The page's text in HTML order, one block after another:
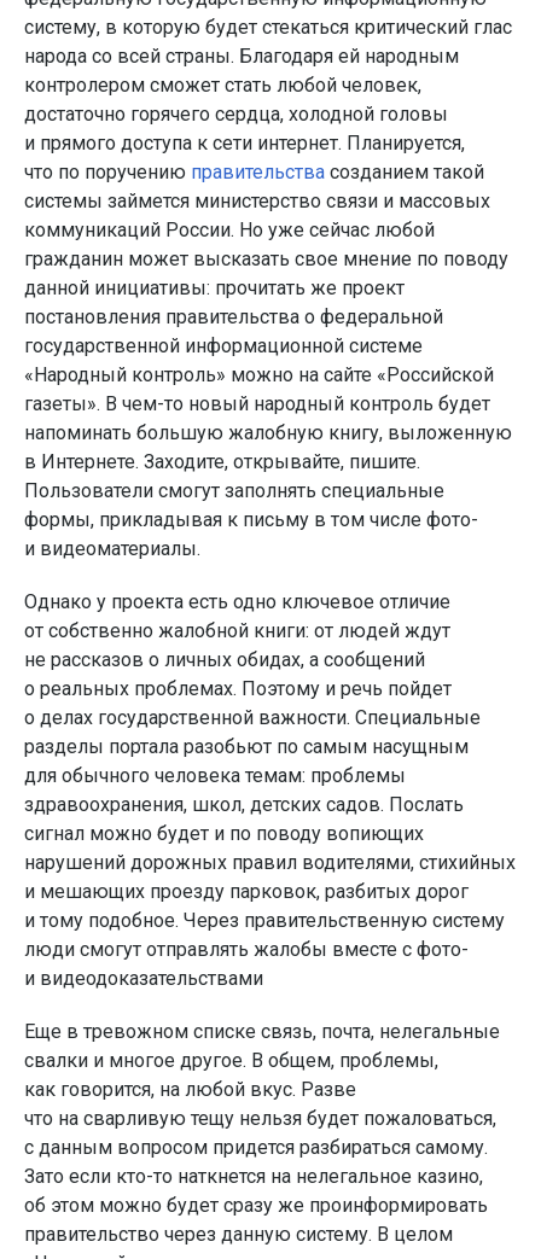
систему, в которую будет стекаться критический глас
народа со всей страны. Благодаря ей народным
контролером сможет стать любой человек,
достаточно горячего сердца, холодной головы
и прямого доступа к сети интернет. Планируется,
что по поручению правительства созданием такой
системы займется министерство связи и массовых
коммуникаций России. Но уже сейчас любой
гражданин может высказать свое мнение по поводу
данной инициативы: прочитать же проект
постановления правительства о федеральной
государственной информационной системе
«Народный контроль» можно на сайте «Российской
газеты». В чем-то новый народный контроль будет
напоминать большую жалобную книгу, выложенную
в Интернете. Заходите, открывайте, пишите.
Пользователи смогут заполнять специальные
формы, прикладывая к письму в том числе фото-
и видеоматериалы.
Однако у проекта есть одно ключевое отличие
от собственно жалобной книги: от людей ждут
не рассказов о личных обидах, а сообщений
о реальных проблемах. Поэтому и речь пойдет
о делах государственной важности. Специальные
разделы портала разобьют по самым насущным
для обычного человека темам: проблемы
здравоохранения, школ, детских садов. Послать
сигнал можно будет и по поводу вопиющих
нарушений дорожных правил водителями, стихийных
и мешающих проезду парковок, разбитых дорог
и тому подобное. Через правительственную систему
люди смогут отправлять жалобы вместе с фото-
и видеодоказательствами
Еще в тревожном списке связь, почта, нелегальные
свалки и многое другое. В общем, проблемы,
как говорится, на любой вкус. Разве
что на сварливую тещу нельзя будет пожаловаться,
с данным вопросом придется разбираться самому.
Зато если кто-то наткнется на нелегальное казино,
об этом можно будет сразу же проинформировать
правительство через данную систему. В целом